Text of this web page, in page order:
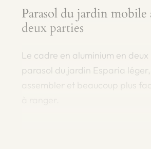
Parasol du jardin mobile
deux parties
Le cadre en aluminium en
parasol du jardin Esparia
assembler et beaucoup plus